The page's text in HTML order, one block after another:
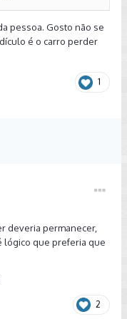
pessoa. Gosto não se
é o carro perder
1
deveria permanecer,
lógico que preferia que
2